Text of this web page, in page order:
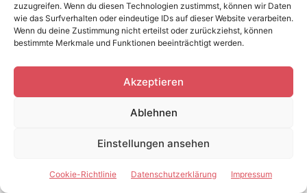
zuzugreifen. Wenn du diesen Technologien zustimmst, können wir Daten
wie das Surfverhalten oder eindeutige IDs auf dieser Website verarbeiten.
Wenn du deine Zustimmung nicht erteilst oder zurückziehst, können
bestimmte Merkmale und Funktionen beeinträchtigt werden.
Akzeptieren
Ablehnen
Einstellungen ansehen
Cookie-Richtlinie Datenschutzerklärung Impressum
zugänglich als im Fahrzeug.
Über Nacht sollten Fahrräder möglichst nicht auf dem
Parkplätzen oder unsicheren Orten. In Ferienwohnungen,
Hotels oder Campingplätzen kann ein sicherer
Abstellraum sinnvoll sein.